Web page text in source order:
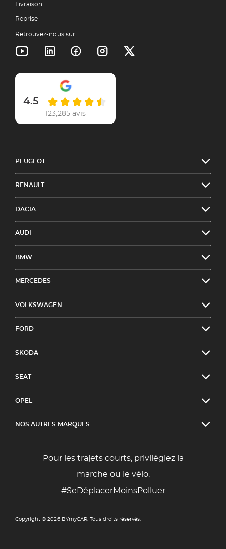
Livraison
Reprise
Retrouvez-nous sur :
4.5
123,285 avis
PEUGEOT
RENAULT
DACIA
AUDI
BMW
MERCEDES
VOLKSWAGEN
FORD
SKODA
SEAT
OPEL
NOS AUTRES MARQUES
Pour les trajets courts, privilégiez la
marche ou le vélo.
#SeDéplacerMoinsPolluer
Copyright © 2026 BYmyCAR. Tous droits réservés.